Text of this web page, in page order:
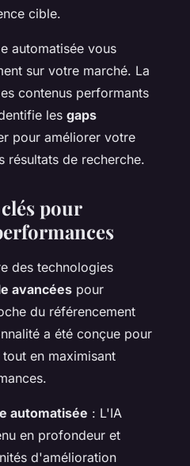
cible.
automatisée vous
sur votre marché. La
contenus performants
les gaps
pour améliorer votre
résultats de recherche.
pour
des technologies
avancées pour
du référencement
a été conçue pour
en maximisant
automatisée : L'IA
en profondeur et
d'amélioration